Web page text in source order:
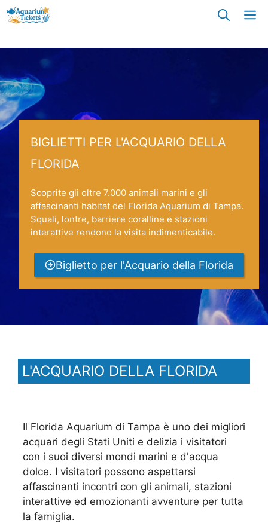
Vai
BIGLIETTI PER L'ACQUARIO DELLA
FLORIDA
Scoprite gli oltre 7.000 animali marini e gli
affascinanti habitat del Florida Aquarium di Tampa.
Squali, lontre, barriere coralline e stazioni
interattive rendono la visita indimenticabile.
Biglietto per l'Acquario della Florida
L'ACQUARIO DELLA FLORIDA
Il Florida Aquarium di Tampa è uno dei migliori
acquari degli Stati Uniti e delizia i visitatori
con i suoi diversi mondi marini e d'acqua
dolce. I visitatori possono aspettarsi
affascinanti incontri con gli animali, stazioni
interattive ed emozionanti avventure per tutta
la famiglia.